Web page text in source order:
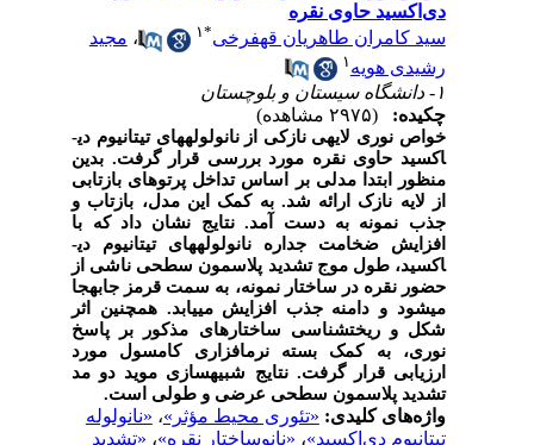
دی‌اکسید حاوی نقره
سید کامران طاهریان قهفرخی
۱ ،مجید
رشیدی هویه
چکیده:
خواص نوری لایه­ی نازکی از نانولوله­های تیتانیوم دی­
اکسید حاوی نقره مورد بررسی قرار گرفت. بدین
منظور ابتدا مدلی بر اساس تداخل پرتوهای بازتابی
از لایه نازک ارائه شد. به کمک این مدل، بازتاب و
جذب نمونه به دست آمد. نتایج نشان داد که با
افزایش ضخامت جداره نانولوله­های تیتانیوم دی­
اکسید، طول موج تشدید پلاسمون سطحی ناشی از
حضور نقره در ساختار نمونه، به سمت قرمز جابه­جا
می­شود و دامنه جذب افزایش می­یابد. همچنین اثر
شکل و ریخت­شناسی ساختارهای مذکور بر پاسخ
نوری، به کمک بسته نرم­افزاری کامسول مورد
ارزیابی قرار گرفت. نتایج شبیه­سازی موید دو مد
تشدید پلاسمون سطحی عرضی و طولی است.
واژه‌های کلیدی:«تئوری محیط مؤثر» ،«نانولوله
تیتانیوم دی‌اکسید»،«نانوساختار نقره»،«تشدید